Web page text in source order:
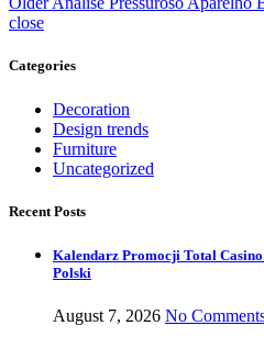
close
Categories
Decoration
Design trends
Furniture
Uncategorized
Recent Posts
Kalendarz Promocji Total
Polski
August 7, 2026 No